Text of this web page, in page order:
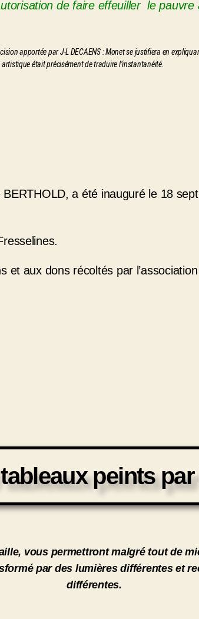
de faire effeuiller le pauvre
apportée par J-L DECAENS : Monet se justifiera en
était précisément de traduire l’instantanéité.
a été inauguré le 18
et aux dons récoltés par
peints
vous permettront malgré tout de
par des lumières différentes et
différentes.